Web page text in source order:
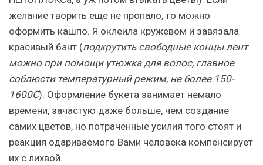
желание творить еще не пропало, то можно
оформить кашпо. Я оклеила кружевом и завязала
красивый бант (подкрутить свободные концы лент
можно при помощи утюжка для волос, главное
соблюсти температурный режим, не более 150-
1600С). Оформление букета занимает немало
времени, зачастую даже больше, чем создание
самих цветов, но потраченные усилия того стоят и
реакция одариваемого Вами человека компенсирует
их с лихвой.